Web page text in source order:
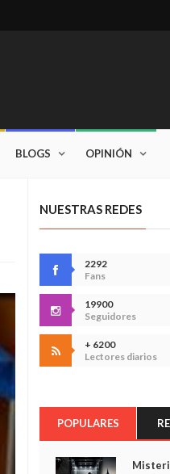
BLOGS OPINIÓN
NUESTRAS REDES
2292
Fans
19900
Seguidores
+ 6200
Lectores diarios
POPULARES